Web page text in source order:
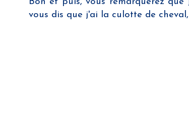
Bon et puis, vous remarquerez
vous dis que j'ai la culotte de